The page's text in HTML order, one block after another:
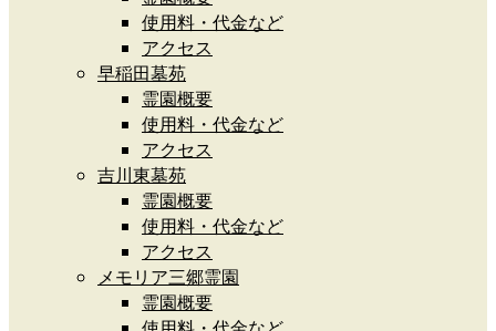
使用料・代金など
アクセス
早稲田墓苑
霊園概要
使用料・代金など
アクセス
吉川東墓苑
霊園概要
使用料・代金など
アクセス
メモリア三郷霊園
霊園概要